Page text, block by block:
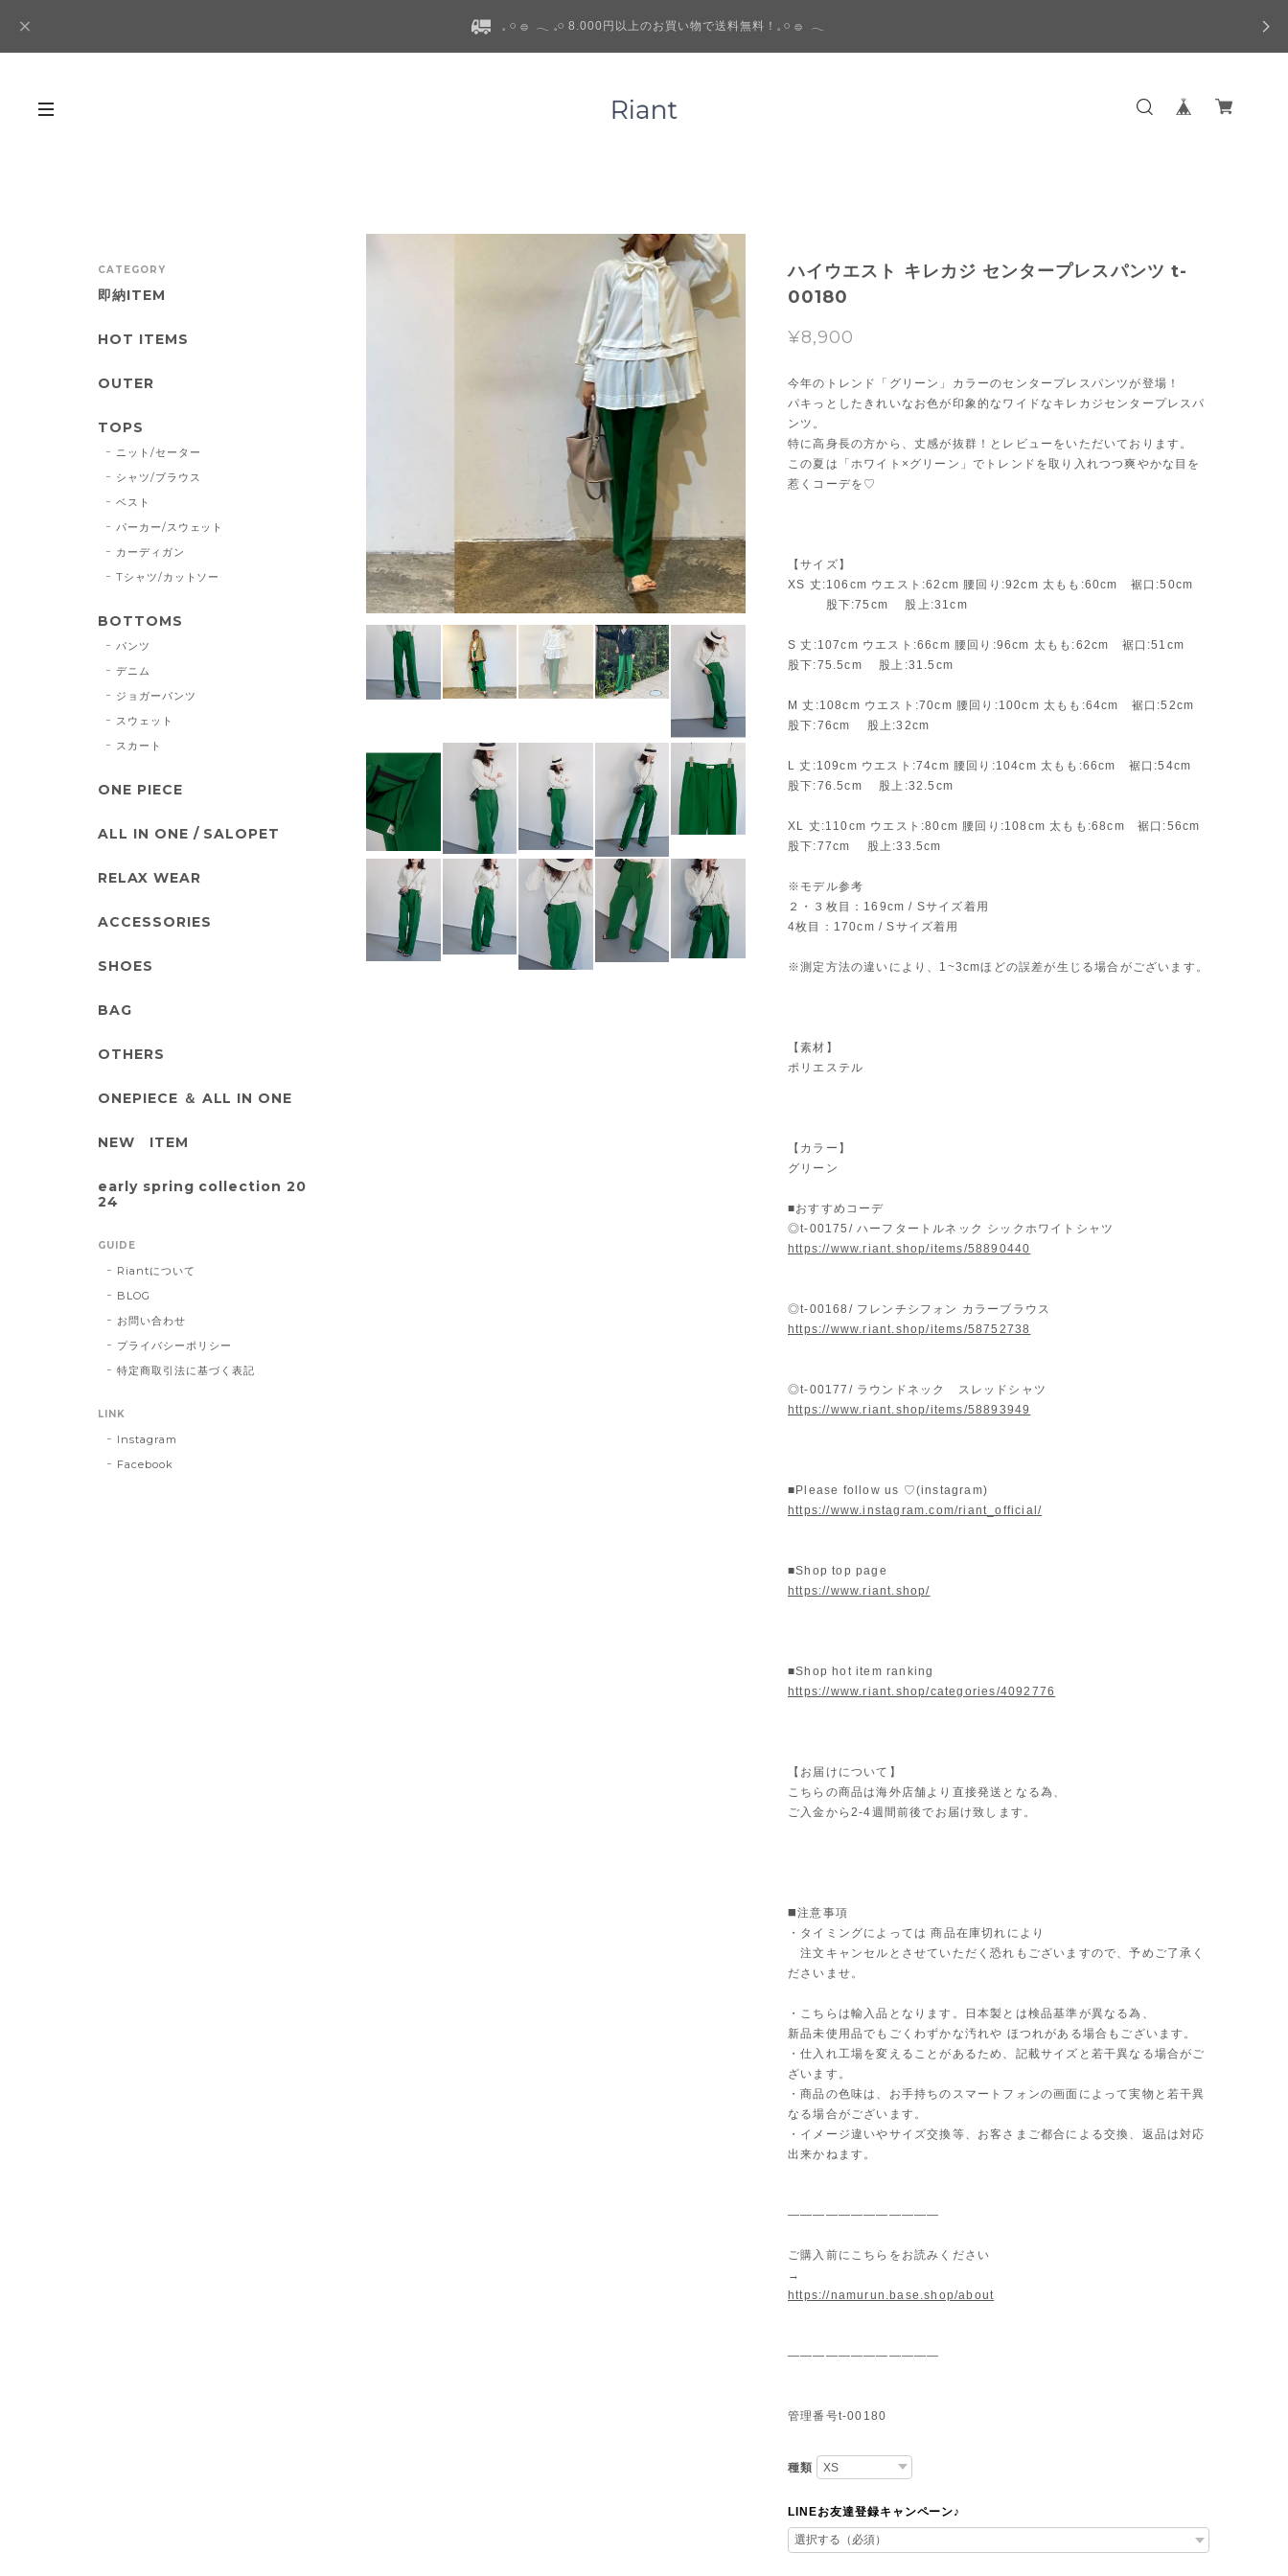
𓈒 𓏸 𓐍 𓂃 𓈒𓏸 8.000円以上のお買い物で送料無料！𓈒 𓏸 𓐍 𓂃
ハイウエスト キレカジ センタープレスパンツ t-
00180
¥8,900
今年のトレンド「グリーン」カラーのセンタープレスパンツが登場！
パキっとしたきれいなお色が印象的なワイドなキレカジセンタープレスパ
ンツ。
特に高身長の方から、丈感が抜群！とレビューをいただいております。
この夏は「ホワイト×グリーン」でトレンドを取り入れつつ爽やかな目を
惹くコーデを♡
【サイズ】
XS 丈:106cm ウエスト:62cm 腰回り:92cm 太もも:60cm 裾口:50cm
股下:75cm 股上:31cm
S 丈:107cm ウエスト:66cm 腰回り:96cm 太もも:62cm 裾口:51cm
股下:75.5cm 股上:31.5cm
M 丈:108cm ウエスト:70cm 腰回り:100cm 太もも:64cm 裾口:52cm
股下:76cm 股上:32cm
L 丈:109cm ウエスト:74cm 腰回り:104cm 太もも:66cm 裾口:54cm
股下:76.5cm 股上:32.5cm
XL 丈:110cm ウエスト:80cm 腰回り:108cm 太もも:68cm 裾口:56cm
股下:77cm 股上:33.5cm
※モデル参考
２・３枚目：169cm / Sサイズ着用
4枚目：170cm / Sサイズ着用
※測定方法の違いにより、1~3cmほどの誤差が生じる場合がございます。
【素材】
ポリエステル
【カラー】
グリーン
■おすすめコーデ
◎t-00175/ ハーフタートルネック シックホワイトシャツ
https://www.riant.shop/items/58890440
◎t-00168/ フレンチシフォン カラーブラウス
https://www.riant.shop/items/58752738
◎t-00177/ ラウンドネック スレッドシャツ
https://www.riant.shop/items/58893949
■Please follow us ♡(instagram)
https://www.instagram.com/riant_official/
■Shop top page
https://www.riant.shop/
■Shop hot item ranking
https://www.riant.shop/categories/4092776
【お届けについて】
こちらの商品は海外店舗より直接発送となる為、
ご入金から2-4週間前後でお届け致します。
◼️注意事項
・タイミングによっては 商品在庫切れにより
注文キャンセルとさせていただく恐れもございますので、予めご了承く
ださいませ。
・こちらは輸入品となります。日本製とは検品基準が異なる為、
新品未使用品でもごくわずかな汚れや ほつれがある場合もございます。
・仕入れ工場を変えることがあるため、記載サイズと若干異なる場合がご
ざいます。
・商品の色味は、お手持ちのスマートフォンの画面によって実物と若干異
なる場合がございます。
・イメージ違いやサイズ交換等、お客さまご都合による交換、返品は対応
出来かねます。
————————————
ご購入前にこちらをお読みください
→
https://namurun.base.shop/about
————————————
管理番号t-00180
種類
LINEお友達登録キャンペーン♪
CATEGORY
即納ITEM
HOT ITEMS
OUTER
TOPS
ニット/セーター
シャツ/ブラウス
ベスト
パーカー/スウェット
カーディガン
Tシャツ/カットソー
BOTTOMS
パンツ
デニム
ジョガーパンツ
スウェット
スカート
ONE PIECE
ALL IN ONE / SALOPET
RELAX WEAR
ACCESSORIES
SHOES
BAG
OTHERS
ONEPIECE ＆ ALL IN ONE
NEW ITEM
early spring collection 20
24
GUIDE
Riantについて
BLOG
お問い合わせ
プライバシーポリシー
特定商取引法に基づく表記
LINK
Instagram
Facebook